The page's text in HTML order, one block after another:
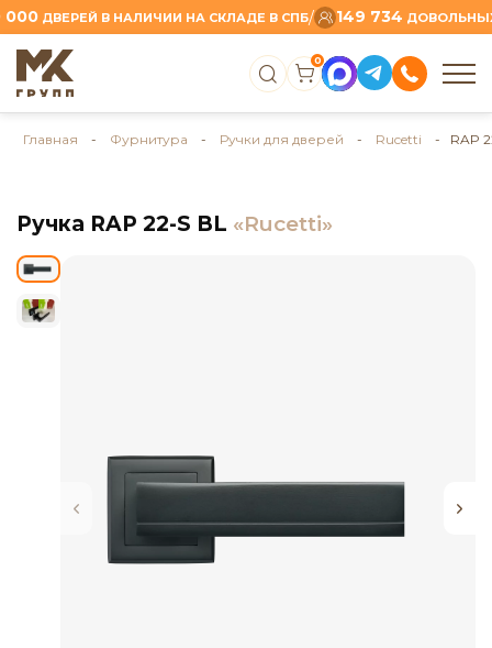
ДВЕРЕЙ В НАЛИЧИИ НА СКЛАДЕ В СПБ / 149 734ДОВОЛЬНЫХ
0
Главная - Фурнитура - Ручки для дверей - Rucetti - RAP
Ручка RAP 22-S BL «Rucetti»